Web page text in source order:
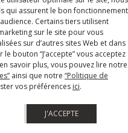
qui assurent le bon fonctionnement
Certains tiers utilisent
sur le site pour vous
sur d’autres sites Web et dans
bouton “J’accepte” vous acceptez
savoir plus, vous pouvez lire notre
ainsi que notre “Politique de
vos préférences ici.
J'ACCEPTE